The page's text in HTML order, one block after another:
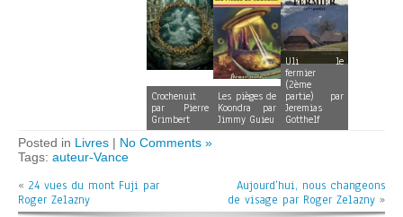
Crochenuit
par Pierre
Grimbert
Les pièges de
Koondra par
Jimmy Guieu
Uli le
fermier
(2ème
partie) par
Jeremias
Gotthelf
Posted in Livres | No Comments »
Tags: auteur-Vance
« 24 vues du mont Fuji par
Roger Zelazny
Aujourd’hui, nous changeons
de visage par Roger Zelazny »